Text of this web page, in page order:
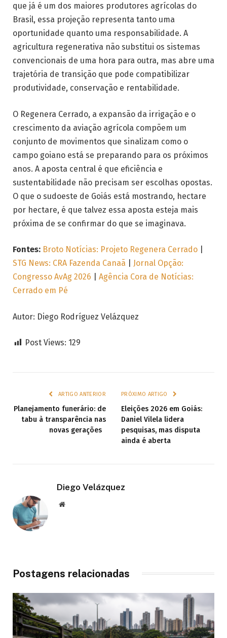
que já é um dos maiores produtores agrícolas do
Brasil, essa projeção representa tanto uma
oportunidade quanto uma responsabilidade. A
agricultura regenerativa não substitui os sistemas
convencionais de uma hora para outra, mas abre uma
trajetória de transição que pode compatibilizar
produtividade, conservação e rentabilidade.
O Regenera Cerrado, a expansão da irrigação e o
crescimento da aviação agrícola compõem um
conjunto de movimentos que sinalizam como o
campo goiano está se preparando para os próximos
anos. A aposta central é que eficiência e
sustentabilidade não precisam ser escolhas opostas.
O que o sudoeste de Goiás está mostrando, hectare
por hectare, é que talvez essa aposta esteja mais
próxima de se confirmar do que se imaginava.
Fontes: Broto Notícias: Projeto Regenera Cerrado
STG News: CRA Fazenda Canaã
Jornal Opção:
Congresso AvAg 2026
Agência Cora de Notícias:
Cerrado em Pé
Autor: Diego Rodríguez Velázquez
Post Views: 129
ARTIGO ANTERIOR
Planejamento funerário: de
tabu à transparência nas
novas gerações
PRÓXIMO ARTIGO
Eleições 2026 em Goiás:
Daniel Vilela lidera
pesquisas, mas disputa
ainda é aberta
Diego Velázquez
Website
Postagens relacionadas